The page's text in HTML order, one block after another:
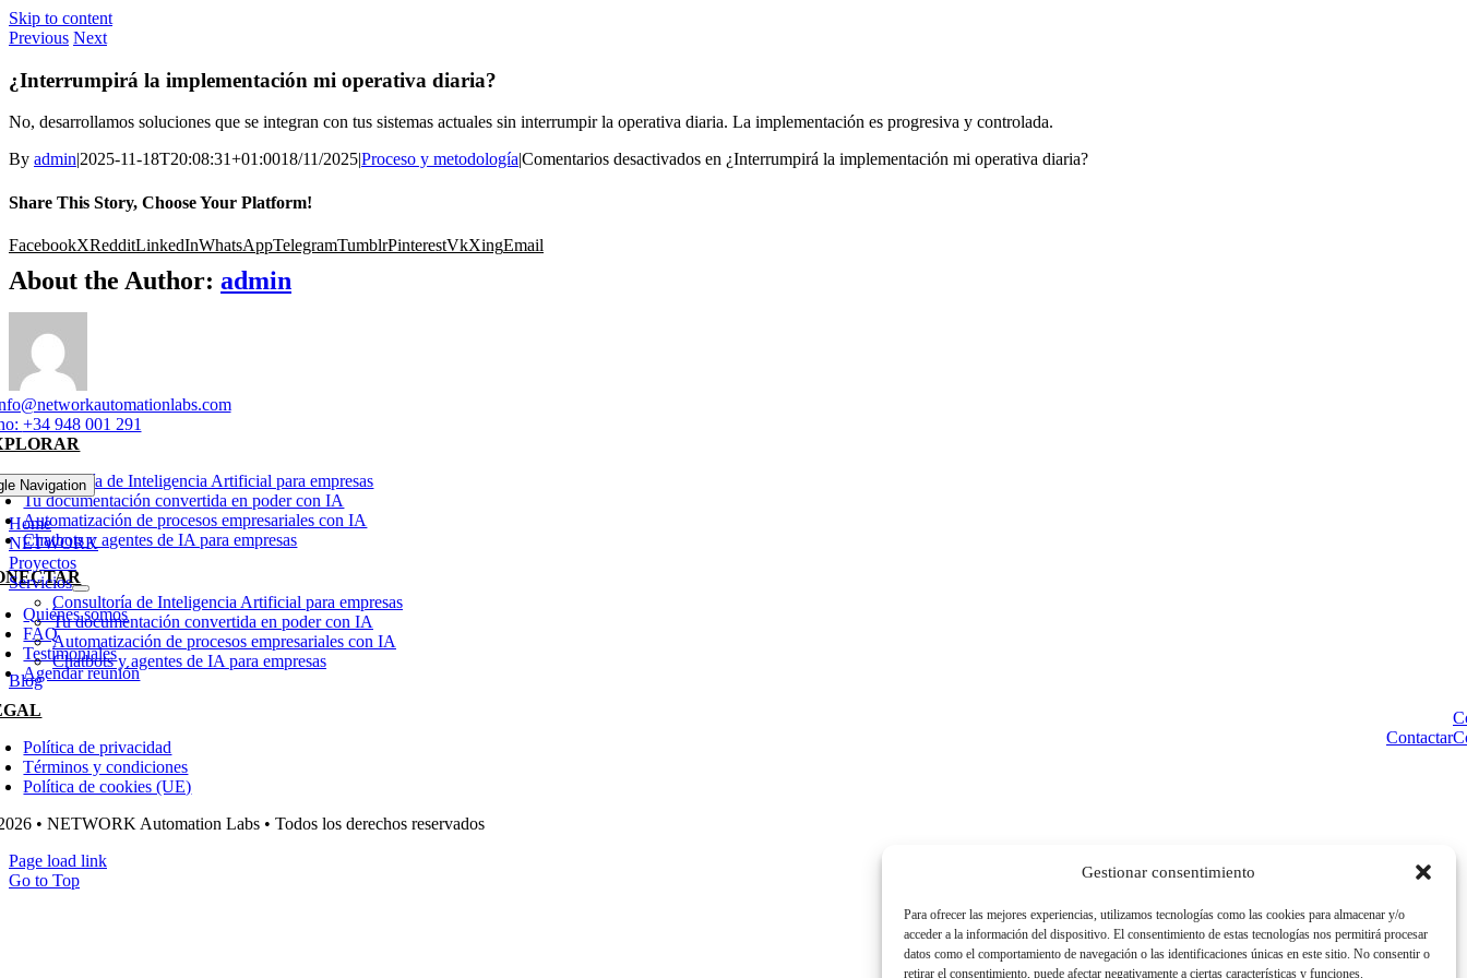
Gestionar consentimiento
Para ofrecer las mejores experiencias, utilizamos tecnologías como las cookies para almacenar y/o
acceder a la información del dispositivo. El consentimiento de estas tecnologías nos permitirá procesar
datos como el comportamiento de navegación o las identificaciones únicas en este sitio. No consentir o
retirar el consentimiento, puede afectar negativamente a ciertas características y funciones.
Skip to content
Navigation
Home
NETWORK
Proyectos
Servicios
Consultoría de Inteligencia Artificial para empresas
Tu documentación convertida en poder con IA
Automatización de procesos empresariales con IA
Chatbots y agentes de IA para empresas
Blog
Contactar
Previous Next
¿Interrumpirá la implementación mi operativa diaria?
No, desarrollamos soluciones que se integran con tus sistemas actuales sin interrumpir la operativa diaria. La implementación es progresiva y controlada.
By admin|2025-11-18T20:08:31+01:0018/11/2025|Proceso y metodología|Comentarios desactivados en ¿Interrumpirá la implementación mi operativa diaria?
Share This Story, Choose Your Platform!
FacebookXRedditLinkedInWhatsAppTelegramTumblrPinterestVkXingEmail
About the Author: admin
+34 948 001 291
Consultoría de Inteligencia Artificial para empresas
Tu documentación convertida en poder con IA
Automatización de procesos empresariales con IA
Chatbots y agentes de IA para empresas
Quiénes somos
FAQ
Testimoniales
Agendar reunión
Política de privacidad
Términos y condiciones
Política de cookies (UE)
• NETWORK Automation Labs • Todos los derechos reservados
Page load link
Go to Top